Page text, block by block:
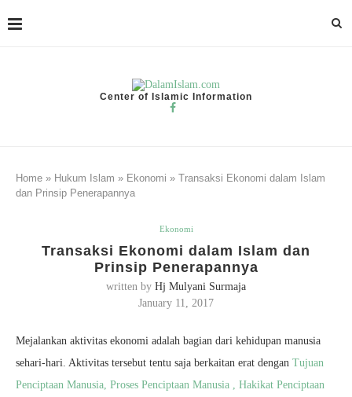
Center of Islamic Information
Home » Hukum Islam » Ekonomi » Transaksi Ekonomi dalam Islam
dan Prinsip Penerapannya
Ekonomi
Transaksi Ekonomi dalam Islam dan
Prinsip Penerapannya
written by Hj Mulyani Surmaja
January 11, 2017
Mejalankan aktivitas ekonomi adalah bagian dari kehidupan manusia
sehari-hari. Aktivitas tersebut tentu saja berkaitan erat dengan Tujuan
Penciptaan Manusia, Proses Penciptaan Manusia , Hakikat Penciptaan